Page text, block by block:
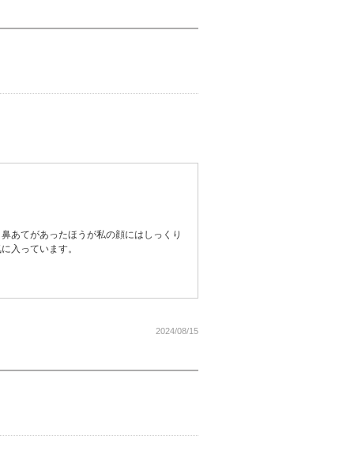
あてがあったほうが私の顔にはしっくり
入っています。
2024/08/15